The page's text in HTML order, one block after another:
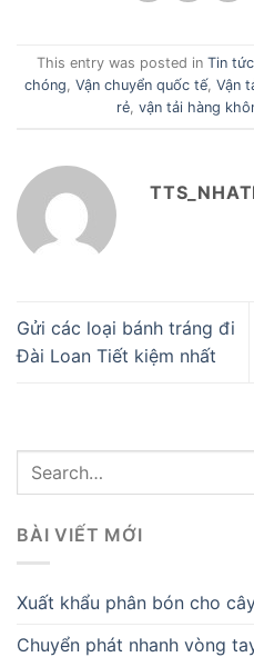
This entry was posted in Tin tức
chóng, Vận chuyển quốc tế, Vận
rẻ, vận tải hàng
Gửi các loại bánh tráng đi
Đài Loan Tiết kiệm nhất
BÀI VIẾT MỚI
Xuất khẩu phân bón cho
Chuyển phát nhanh vòng